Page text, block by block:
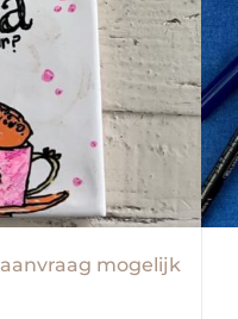
mogelijk